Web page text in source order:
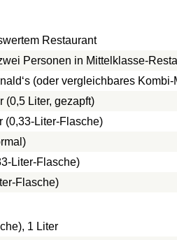
Restaurant
Personen in Mittelklasse-
(oder vergleichbares Kombi-
(0,5 Liter, gezapft)
(0,33-Liter-Flasche)
Liter-Flasche)
Flasche)
1 Liter